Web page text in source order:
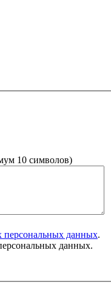
10 символов)
персональных данных.
данных.